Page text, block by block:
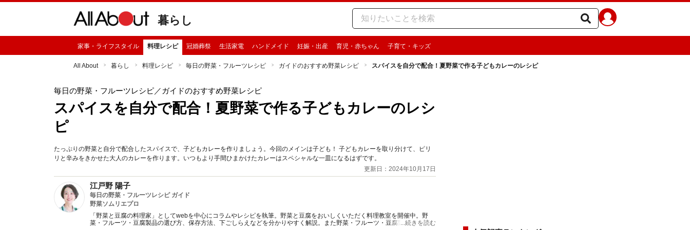
暮らし
家事・ライフスタイル 料理レシピ 冠婚葬祭 生活家電 ハンドメイド 妊娠・出産 育児・赤ちゃん 子育て・キッズ
All About 暮らし 料理レシピ 毎日の野菜・フルーツレシピ ガイドのおすすめ野菜レシピ スパイスを自分で配合！夏野菜で作る子どもカレーのレシピ
毎日の野菜・フルーツレシピ／ガイドのおすすめ野菜レシピ
スパイスを自分で配合！夏野菜で作る子どもカレーのレシ
ピ
たっぷりの野菜と自分で配合したスパイスで、子どもカレーを作りましょう。今回のメインは子ども！ 子どもカレーを取り分けて、ピリ
リと辛みをきかせた大人のカレーを作ります。いつもより手間ひまかけたカレーはスペシャルな一皿になるはずです。
更新日：2024年10月17日
江戸野 陽子
毎日の野菜・フルーツレシピ ガイド
野菜ソムリエプロ
「野菜と豆腐の料理家」としてwebを中心にコラムやレシピを執筆。野菜と豆腐をおいしくいただく料理教室を開催中。野
菜・フルーツ・豆腐製品の選び方、保存方法、下ごしらえなどを分かりやすく解説。また野菜・フルーツ・豆腐製品をおいし
...続きを読む